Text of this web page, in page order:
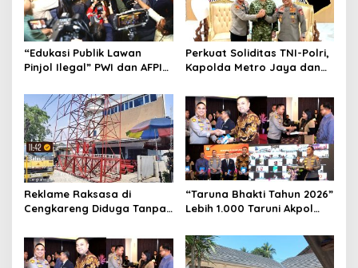
“Edukasi Publik Lawan
Pinjol Ilegal” PWI dan AFPI
Perkuat Soliditas TNI-Polri,
Kapolda Metro Jaya dan
Dankorps Brimob Polri
Reklame Raksasa di
Cengkareng Diduga Tanpa
Dokumen Diragukan,
Identitas Petugas Tak
“Taruna Bhakti Tahun 2026”
Lebih 1.000 Taruni Akpol
Karakter Siswa Sekolah
Rakyat